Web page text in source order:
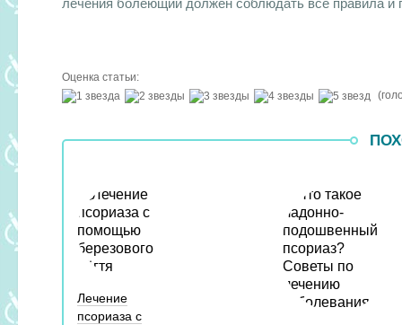
лечения болеющий должен соблюдать все правила и
Оценка статьи:
Лечение
псориаза с